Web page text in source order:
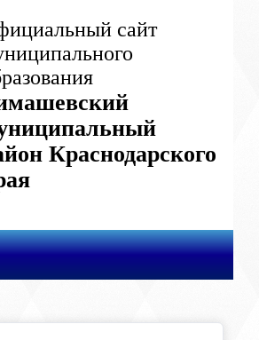
сайт
Краснодарского